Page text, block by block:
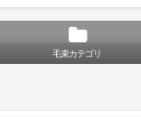
毛束カテゴリ